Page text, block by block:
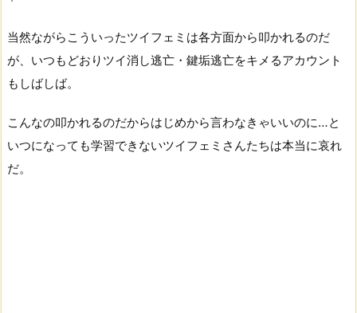
当然ながらこういったツイフェミは各方面から叩かれるのだ
が、いつもどおりツイ消し逃亡・鍵垢逃亡をキメるアカウント
もしばしば。
こんなの叩かれるのだからはじめから言わなきゃいいのに…と
いつになっても学習できないツイフェミさんたちは本当に哀れ
だ。